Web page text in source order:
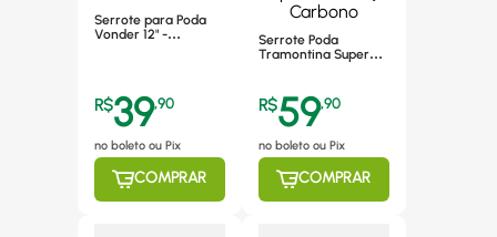
Serrote para Poda
Vonder 12" -
R$39,90
no boleto ou Pix
COMPRAR
Serrote Poda
Tramontina Supercut
R$59,90
no boleto ou Pix
COMPRAR